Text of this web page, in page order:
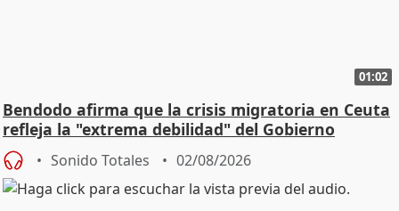
01:02
Bendodo afirma que la crisis migratoria en Ceuta
refleja la "extrema debilidad" del Gobierno
Sonido Totales 02/08/2026